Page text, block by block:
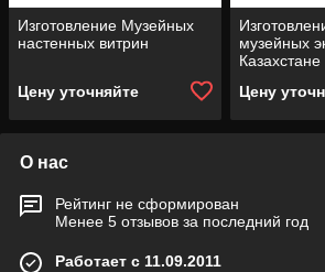
Изготовление Музейных
настенных витрин
Цену уточняйте
музейных
Казахстане
Цену
О нас
Рейтинг не сформирован
Менее 5 отзывов за последний год
Работает с 11.09.2011